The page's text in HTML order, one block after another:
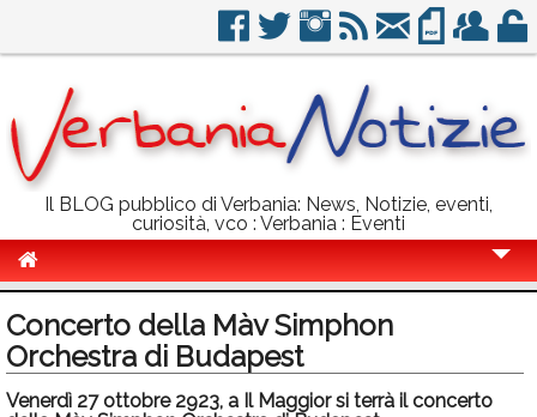
Il BLOG pubblico di Verbania: News, Notizie, eventi,
curiosità, vco : Verbania : Eventi
Politica
Sport
Concerto della Màv Simphon
Orchestra di Budapest
Venerdì 27 ottobre 2923, a Il Maggior si terrà il concerto